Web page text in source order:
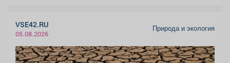
VSE42.RU
05.08.2026
Природа и экология